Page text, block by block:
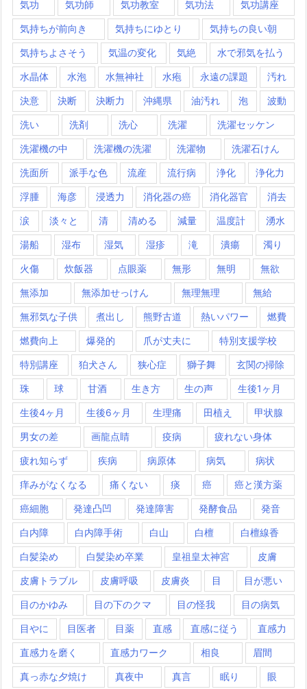
気功 気功師 気功教室 気功法 気功講座
気持ちが前向き 気持ちにゆとり 気持ちの良い朝
気持ちよさそう 気温の変化 気絶 水で邪気を払う
水晶体 水泡 水無神社 水疱 永遠の課題 汚れ
決意 決断 決断力 沖縄県 油汚れ 泡 波動
洗い 洗剤 洗心 洗濯 洗濯セッケン
洗濯機の中 洗濯機の洗濯 洗濯物 洗濯石けん
洗面所 派手な色 流産 流行病 浄化 浄化力
浮腫 海彦 浸透力 消化器の癌 消化器官 消去
涙 淡々と 清 清める 減量 温度計 湧水
湯船 湿布 湿気 湿疹 滝 潰瘍 濁り
火傷 炊飯器 点眼薬 無形 無明 無欲
無添加 無添加せっけん 無理無理 無給
無邪気な子供 煮出し 熊野古道 熱いパワー 燃費
燃費向上 爆発的 爪が丈夫に 特別支援学校
特別講座 狛犬さん 狭心症 獅子舞 玄関の掃除
珠 球 甘酒 生き方 生の声 生後1ヶ月
生後4ヶ月 生後6ヶ月 生理痛 田植え 甲状腺
男女の差 画龍点睛 疫病 疲れない身体
疲れ知らず 疾病 病原体 病気 病状
痒みがなくなる 痛くない 痰 癌 癌と漢方薬
癌細胞 発達凸凹 発達障害 発酵食品 発音
白内障 白内障手術 白山 白檀 白檀線香
白髪染め 白髪染め卒業 皇祖皇太神宮 皮膚
皮膚トラブル 皮膚呼吸 皮膚炎 目 目が悪い
目のかゆみ 目の下のクマ 目の怪我 目の病気
目やに 目医者 目薬 直感 直感に従う 直感力
直感力を磨く 直感力ワーク 相良 眉間
真っ赤な夕焼け 真夜中 真言 眠り 眼